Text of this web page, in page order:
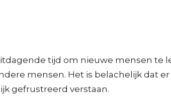
tijd om nieuwe mensen te
mensen. Het is belachelijk dat
gefrustreerd verstaan.